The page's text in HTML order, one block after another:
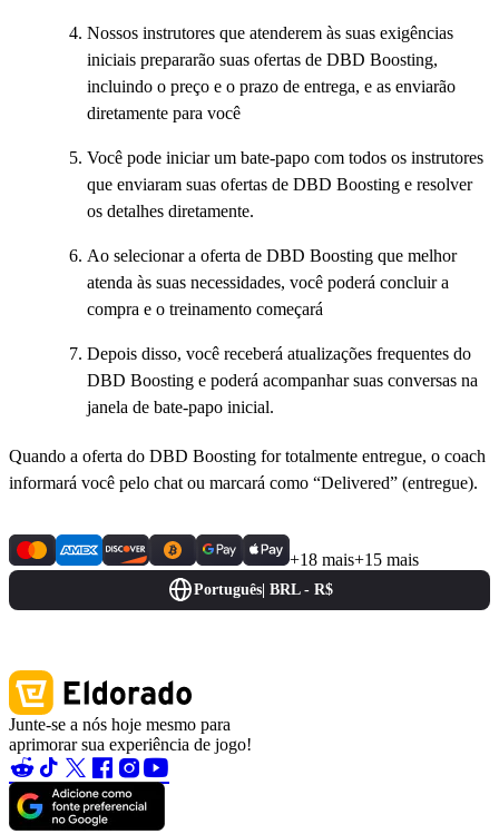
Nossos instrutores que atenderem às suas exigências
iniciais prepararão suas ofertas de DBD Boosting,
incluindo o preço e o prazo de entrega, e as enviarão
diretamente para você
Você pode iniciar um bate-papo com todos os instrutores
que enviaram suas ofertas de DBD Boosting e resolver
os detalhes diretamente.
Ao selecionar a oferta de DBD Boosting que melhor
atenda às suas necessidades, você poderá concluir a
compra e o treinamento começará
Depois disso, você receberá atualizações frequentes do
DBD Boosting e poderá acompanhar suas conversas na
janela de bate-papo inicial.
Quando a oferta do DBD Boosting for totalmente entregue, o coach
informará você pelo chat ou marcará como “Delivered” (entregue).
+18 mais+15 mais
Português| BRL - R$
Junte-se a nós hoje mesmo para
aprimorar sua experiência de jogo!